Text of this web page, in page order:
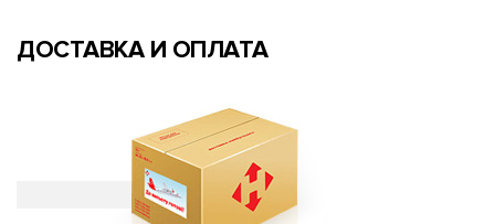
ДОСТАВКА И ОПЛАТА